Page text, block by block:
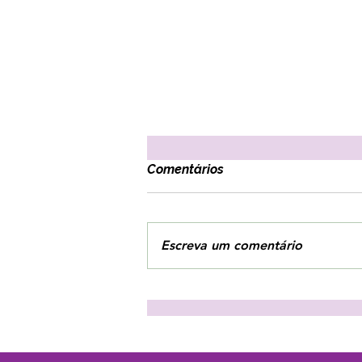
3 estratégias para combater
o vazio interior!
Comentários
Escreva um comentário